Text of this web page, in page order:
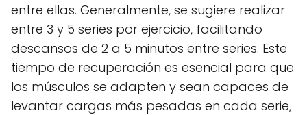
entre ellas. Generalmente, se sugiere realizar
entre 3 y 5 series por ejercicio, facilitando
descansos de 2 a 5 minutos entre series. Este
tiempo de recuperación es esencial para que
los músculos se adapten y sean capaces de
levantar cargas más pesadas en cada serie,